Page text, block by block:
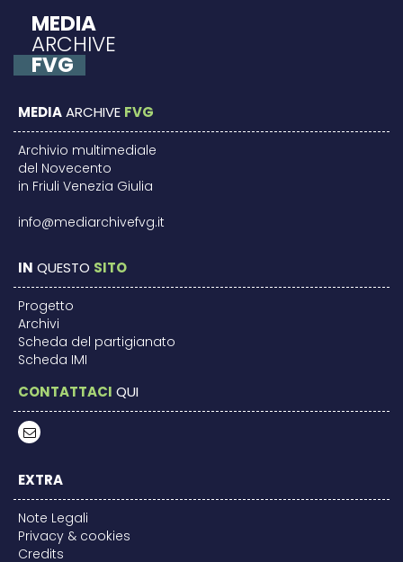
MEDIA
ARCHIVE
FVG
MEDIAARCHIVE FVG
Archivio multimediale
del Novecento
in Friuli Venezia Giulia
info@mediarchivefvg.it
IN QUESTO SITO
Progetto
Archivi
Scheda del partigianato
Scheda IMI
CONTATTACI QUI
EXTRA
Note Legali
Privacy & cookies
Credits